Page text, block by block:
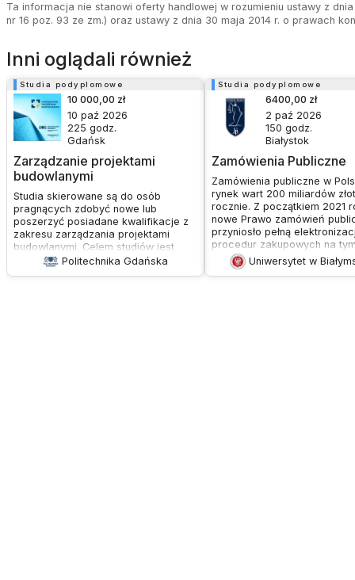
Ta informacja nie stanowi oferty handlowej w rozumieniu ustawy z
nr 16 poz. 93 ze zm.) oraz ustawy z dnia 30 maja 2014 r. o prawach
Inni oglądali również
Studia podyplomowe
Zarządzanie projektami
budowlanymi
10 000,00 zł
10 paź 2026
225 godz.
Gdańsk
Studia skierowane są do osób
pragnących zdobyć nowe lub
poszerzyć posiadane kwalifikacje z
zakresu zarządzania projektami
budowlanymi. Celem studiów jest
przygotowanie słuchacza do
Politechnika Gdańska
Studia podyplomowe
Zamówienia Publiczne
6400,00 zł
2 paź 2026
150 godz.
Białystok
Zamówienia publiczne w
rynek wart 200 miliardów
rocznie. Z początkiem 2021
nowe Prawo zamówień
przyniosło pełną
procedur zakupowych na
rynku.Studia Podyplomowe
Zamówień Publicznych
Uniwersytet w